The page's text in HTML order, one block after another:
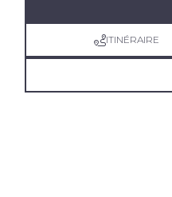
ITINÉRAIRE